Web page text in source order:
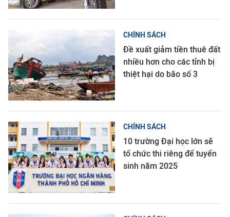
CHÍNH SÁCH
Đề xuất giảm tiền thuê đất
nhiều hơn cho các tỉnh bị
thiệt hại do bão số 3
CHÍNH SÁCH
10 trường Đại học lớn sẽ
tổ chức thi riêng để tuyển
sinh năm 2025